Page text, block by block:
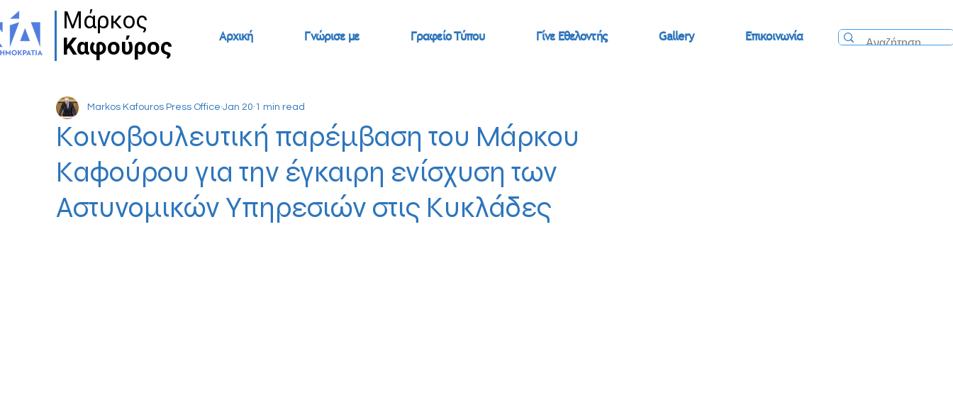
Μάρκος
Μάρκος
Καφούρος
Καφούρος Αρχική Γνώρισε με Γραφείο Τύπου Γίνε Εθελοντής Gallery Επικοινωνία
Κοινοβουλευτική παρέμβαση του Μάρκου
Καφούρου για την έγκαιρη ενίσχυση των
Αστυνομικών Υπηρεσιών στις Κυκλάδες
Markos Kafouros Press Office Jan 20 1 min read